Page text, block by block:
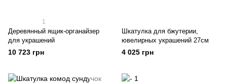
1
Деревянный ящик-органайзер
для украшений
10 723 грн
Шкатулка для бжутерии,
ювелирных украшений 27см
4 025 грн